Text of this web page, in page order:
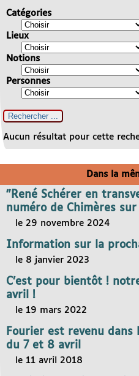
Catégories
Lieux
Notions
Personnes
Aucun résultat pour cette
Dans la
"René Schérer en
numéro de Chimères sur
le 29 novembre 2024
Information sur la
le 8 janvier 2023
C’est pour bientôt !
avril !
le 19 mars 2022
Fourier est revenu dans
du 7 et 8 avril
le 11 avril 2018